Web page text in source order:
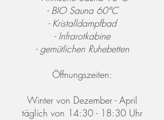
- BIO Sauna 60°C
- Kristalldampfbad
- Infrarotkabine
- gemütlichen Ruhebetten
Öffnungszeiten:
Winter von Dezember - April
täglich von 14:30 - 18:30 Uhr